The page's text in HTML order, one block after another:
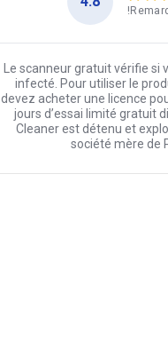
Le scanneur gratuit vérifie
infecté. Pour utiliser le
devez acheter une licence
jours d’essai limité gratuit
Cleaner est détenu et
société mère de